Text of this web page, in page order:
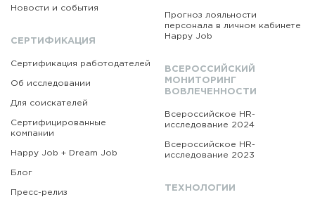
Новости и события
СЕРТИФИКАЦИЯ
Сертификация работодателей
Об исследовании
Для соискателей
Сертифицированные
компании
Happy Job + Dream Job
Блог
Пресс-релиз
Прогноз лояльности
персонала в личном кабинете
Happy Job
ВСЕРОССИЙСКИЙ
МОНИТОРИНГ
ВОВЛЕЧЕННОСТИ
Всероссийское HR-
исследование 2024
Всероссийское HR-
исследование 2023
ТЕХНОЛОГИИ